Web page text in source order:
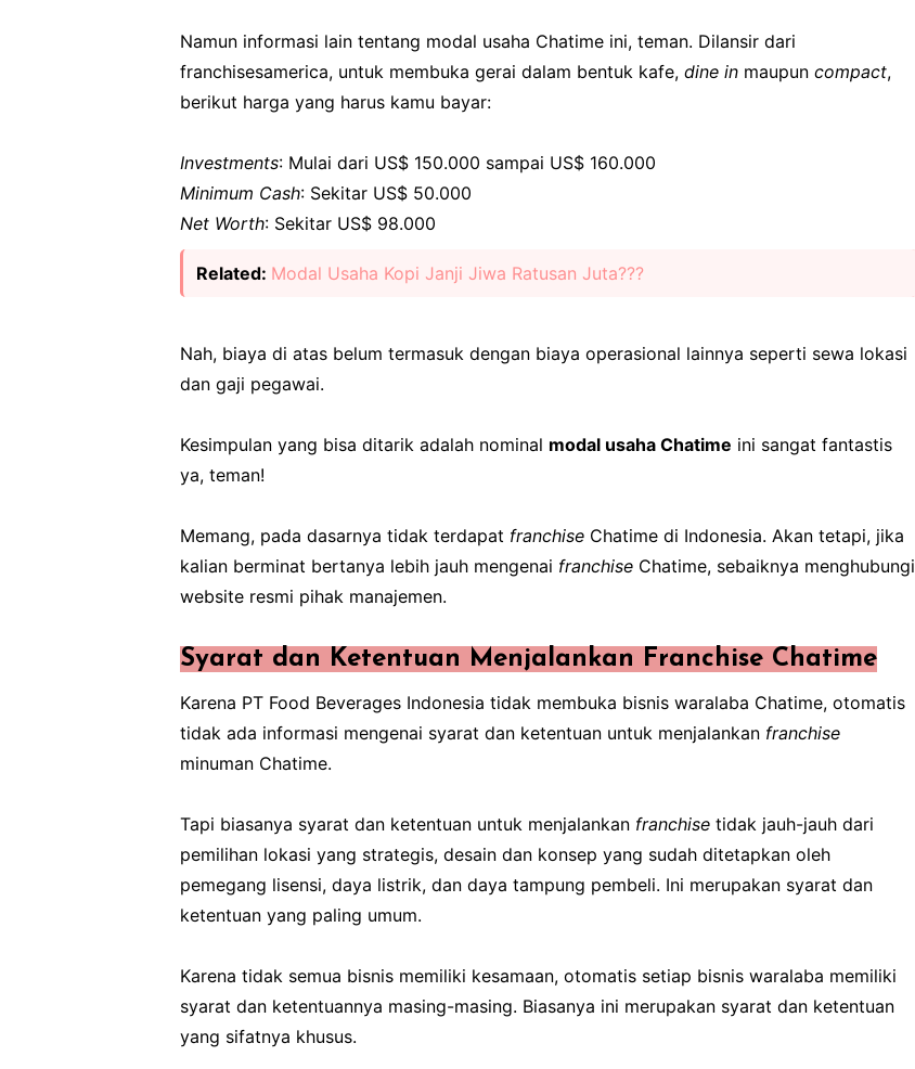
Namun informasi lain tentang modal usaha Chatime ini, teman. Dilansir dari
franchisesamerica, untuk membuka gerai dalam bentuk kafe, dine in maupun compact,
berikut harga yang harus kamu bayar:
Investments: Mulai dari US$ 150.000 sampai US$ 160.000
Minimum Cash: Sekitar US$ 50.000
Net Worth: Sekitar US$ 98.000
Related: Modal Usaha Kopi Janji Jiwa Ratusan Juta???
Nah, biaya di atas belum termasuk dengan biaya operasional lainnya seperti sewa lokasi
dan gaji pegawai.
Kesimpulan yang bisa ditarik adalah nominal modal usaha Chatime ini sangat fantastis
ya, teman!
Memang, pada dasarnya tidak terdapat franchise Chatime di Indonesia. Akan tetapi, jika
kalian berminat bertanya lebih jauh mengenai franchise Chatime, sebaiknya menghubungi
website resmi pihak manajemen.
Syarat dan Ketentuan Menjalankan Franchise Chatime
Karena PT Food Beverages Indonesia tidak membuka bisnis waralaba Chatime, otomatis
tidak ada informasi mengenai syarat dan ketentuan untuk menjalankan franchise
minuman Chatime.
Tapi biasanya syarat dan ketentuan untuk menjalankan franchise tidak jauh-jauh dari
pemilihan lokasi yang strategis, desain dan konsep yang sudah ditetapkan oleh
pemegang lisensi, daya listrik, dan daya tampung pembeli. Ini merupakan syarat dan
ketentuan yang paling umum.
Karena tidak semua bisnis memiliki kesamaan, otomatis setiap bisnis waralaba memiliki
syarat dan ketentuannya masing-masing. Biasanya ini merupakan syarat dan ketentuan
yang sifatnya khusus.